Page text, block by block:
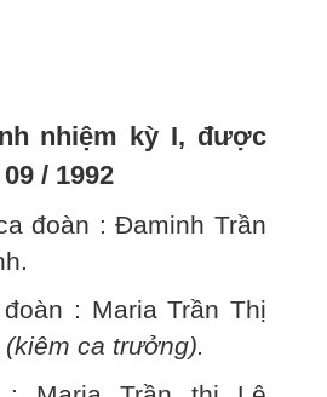
nhiệm kỳ I, được
/ 1992
đoàn : Đaminh Trần
: Maria Trần Thị
(kiêm ca trưởng).